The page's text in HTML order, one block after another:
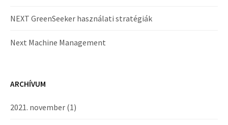
NEXT GreenSeeker használati stratégiák
Next Machine Management
ARCHÍVUM
2021. november (1)